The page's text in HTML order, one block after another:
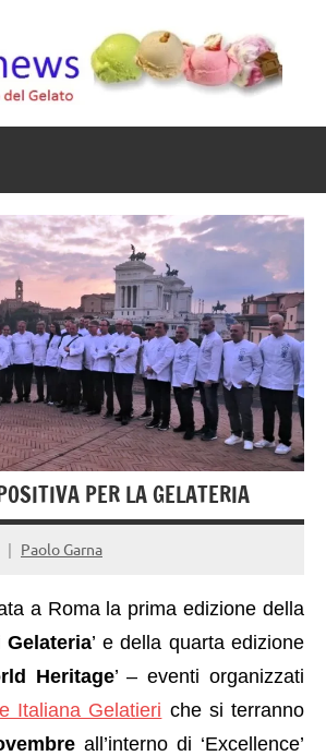
PER LA GELATERIA
Paolo Garna
a Roma la prima edizione della
’ e della quarta edizione
Heritage’ – eventi organizzati
Italiana Gelatieri che si terranno
all’interno di ‘Excellence’